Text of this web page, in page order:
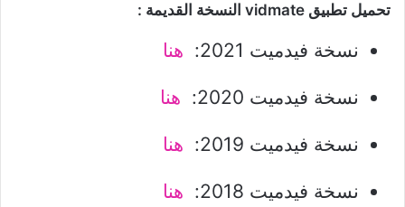
تحميل تطبيق vidmate النسخة القديمة :
نسخة فيدميت 2021: هنا
نسخة فيدميت 2020: هنا
نسخة فيدميت 2019: هنا
نسخة فيدميت 2018: هنا